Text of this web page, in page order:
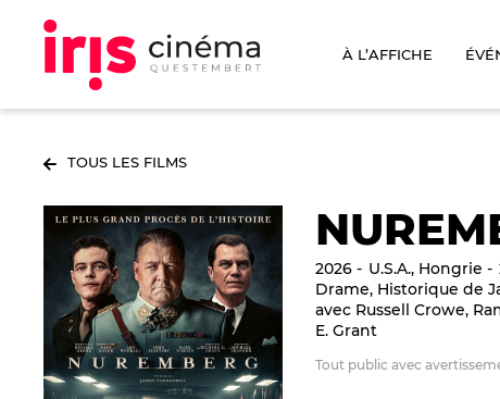
À L’AFFICHE
TOUS LES FILMS
2026 U.S.A., Hongrie
Drame, Historique de
avec Russell Crowe,
E. Grant
Tout public avec